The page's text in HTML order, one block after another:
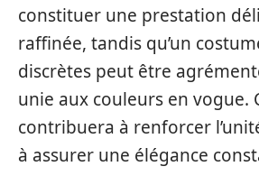
constituer une prestation
raffinée, tandis qu’un
discrètes peut être
unie aux couleurs en vogue.
contribuera à renforcer
à assurer une élégance